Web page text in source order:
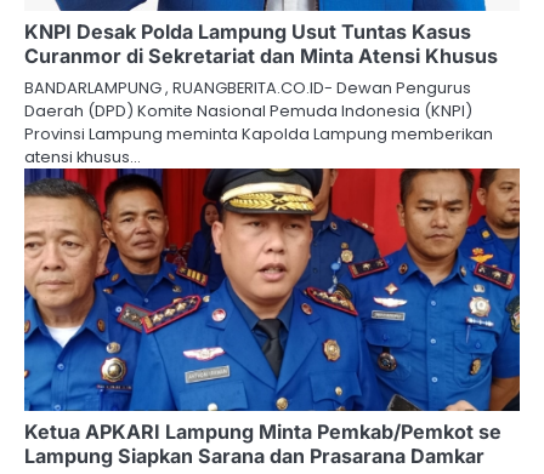
KNPI Desak Polda Lampung Usut Tuntas Kasus
Curanmor di Sekretariat dan Minta Atensi Khusus
BANDARLAMPUNG , RUANGBERITA.CO.ID- Dewan Pengurus
Daerah (DPD) Komite Nasional Pemuda Indonesia (KNPI)
Provinsi Lampung meminta Kapolda Lampung memberikan
atensi khusus…
Ketua APKARI Lampung Minta Pemkab/Pemkot se
Lampung Siapkan Sarana dan Prasarana Damkar